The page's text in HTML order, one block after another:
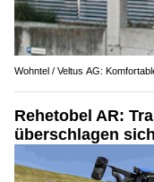
Wohntel / Veltus AG:
Rehetobel AR:
überschlagen